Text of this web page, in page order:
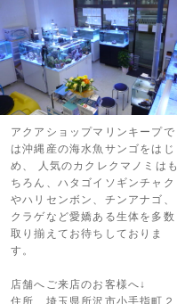
アクアショップマリンキープで
は沖縄産の海水魚サンゴをはじ
め、 人気のカクレクマノミはも
ちろん、ハタゴイソギンチャク
やハリセンボン、チンアナゴ、
クラゲなど愛嬌ある生体を多数
取り揃えてお待ちしておりま
す。
店舗へご来店のお客様へ↓
住所 埼玉県所沢市小手指町２